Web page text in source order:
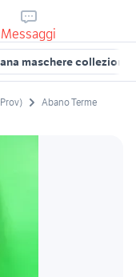
Messaggi
maschere
Abano Terme